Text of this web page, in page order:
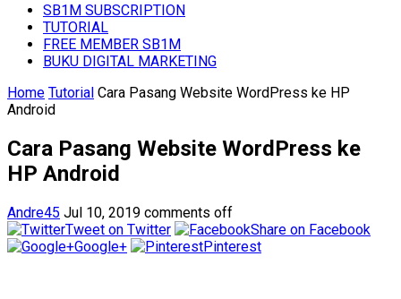
SB1M SUBSCRIPTION
TUTORIAL
FREE MEMBER SB1M
BUKU DIGITAL MARKETING
Home Tutorial Cara Pasang Website WordPress ke HP
Android
Cara Pasang Website WordPress ke
HP Android
Andre45 Jul 10, 2019 comments off
Tweet on Twitter
Share on Facebook
Google+
Pinterest